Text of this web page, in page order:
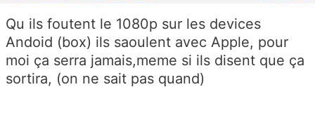
Qu ils foutent le 1080p sur les devices
Andoid (box) ils saoulent avec Apple, pour
moi ça serra jamais,meme si ils disent que ça
sortira, (on ne sait pas quand)